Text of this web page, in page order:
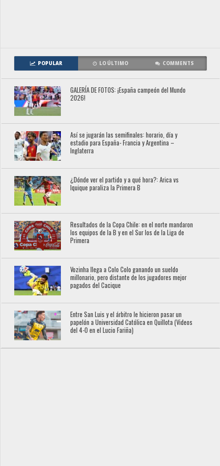
POPULAR LO ÚLTIMO COMMENTS
GALERÍA DE FOTOS: ¡España campeón del Mundo
2026!
Así se jugarán las semifinales: horario, día y
estadio para España- Francia y Argentina –
Inglaterra
¿Dónde ver el partido y a qué hora?: Arica vs
Iquique paraliza la Primera B
Resultados de la Copa Chile: en el norte mandaron
los equipos de la B y en el Sur los de la Liga de
Primera
Vozinha llega a Colo Colo ganando un sueldo
millonario, pero distante de los jugadores mejor
pagados del Cacique
Entre San Luis y el árbitro le hicieron pasar un
papelón a Universidad Católica en Quillota (Videos
del 4-0 en el Lucio Fariña)